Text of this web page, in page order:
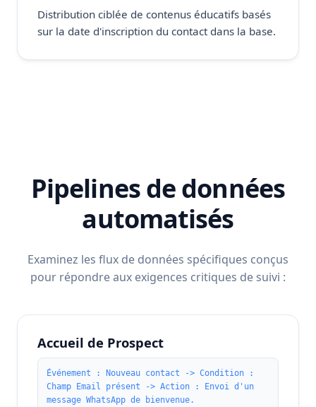
Distribution ciblée de contenus éducatifs basés
sur la date d'inscription du contact dans la base.
Pipelines de données
automatisés
Examinez les flux de données spécifiques conçus
pour répondre aux exigences critiques de suivi :
Accueil de Prospect
Événement : Nouveau contact -> Condition :
Champ Email présent -> Action : Envoi d'un
message WhatsApp de bienvenue.